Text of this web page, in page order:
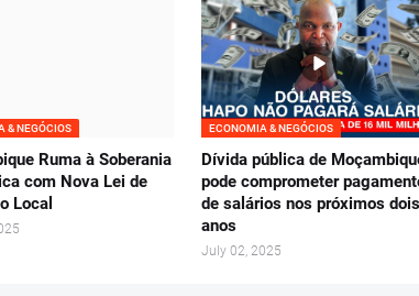
& NEGÓCIOS
Ruma à Soberania
com Nova Lei de
Local
ECONOMIA & NEGÓCIOS
Dívida pública de
pode comprometer
de salários nos próximos dois
anos
July 02, 2025